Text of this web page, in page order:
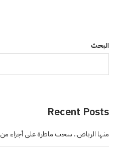
البحث
Recent Posts
منها الرياض.. سحب ماطرة على أجزاء من 7 مناطق